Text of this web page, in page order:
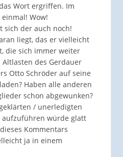
Wort ergriffen. Im
Wow!
sich der auch noch!
liegt, das er vielleicht
die sich immer weiter
des Gerdauer
Otto Schröder auf seine
Haben alle anderen
schon abgewunken?
/ unerledigten
würde glatt
Kommentars
ja in einem